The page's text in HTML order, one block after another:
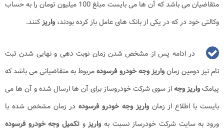
متقاضیان می باشد که آن ها می بایست مبلغ 100 میلیون تومان را به حساب
وکالتی خود در که در یکی از بانک های عامل باز کرده بودند، واریزکنند.
در ادامه پس از مشخص شدن زمان نوبت دهی و نهایی شدن ثبت
نام نیز دومین زمانواریز وجه خودرو فرسودهمربوط به متقاضیانی می باشد که
پیامکواریز وجهاز سوی شرکت خودروساز برای آن ها ارسال شده و آن ها می
بایست با اطلاع از زمانواریز وجه خودرو فرسودهدر زمان مشخص شده با
ورود به سایت شرکت خودرساز نسبت به واریزو تکمیل وجه خودرو فرسوده